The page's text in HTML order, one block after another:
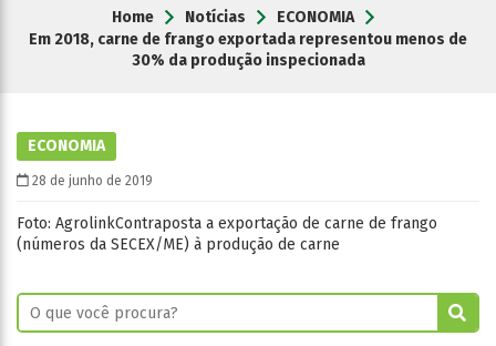
Home Notícias
ECONOMIA
Em 2018, carne de frango exportada representou menos de
30% da produção inspecionada
ECONOMIA
28 de junho de 2019
Foto: AgrolinkContraposta a exportação de carne de frango
(números da SECEX/ME) à produção de carne